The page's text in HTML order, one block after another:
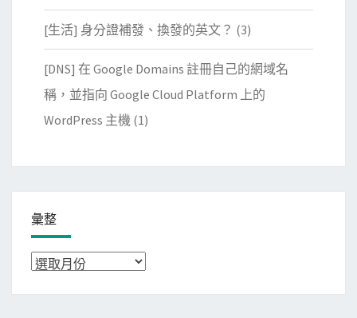
[生活] 身分證補發、換發的英文？ (3)
[DNS] 在 Google Domains 註冊自己的網域名
稱，並指向 Google Cloud Platform 上的
WordPress 主機 (1)
彙整
彙